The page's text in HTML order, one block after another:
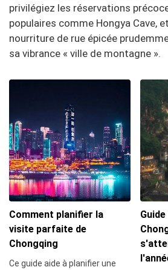
privilégiez les réservations
populaires comme Hongya Cave,
nourriture de rue épicée
sa vibrance « ville de montagne ».
Comment planifier la
visite parfaite de
Chongqing
Ce guide aide à planifier une